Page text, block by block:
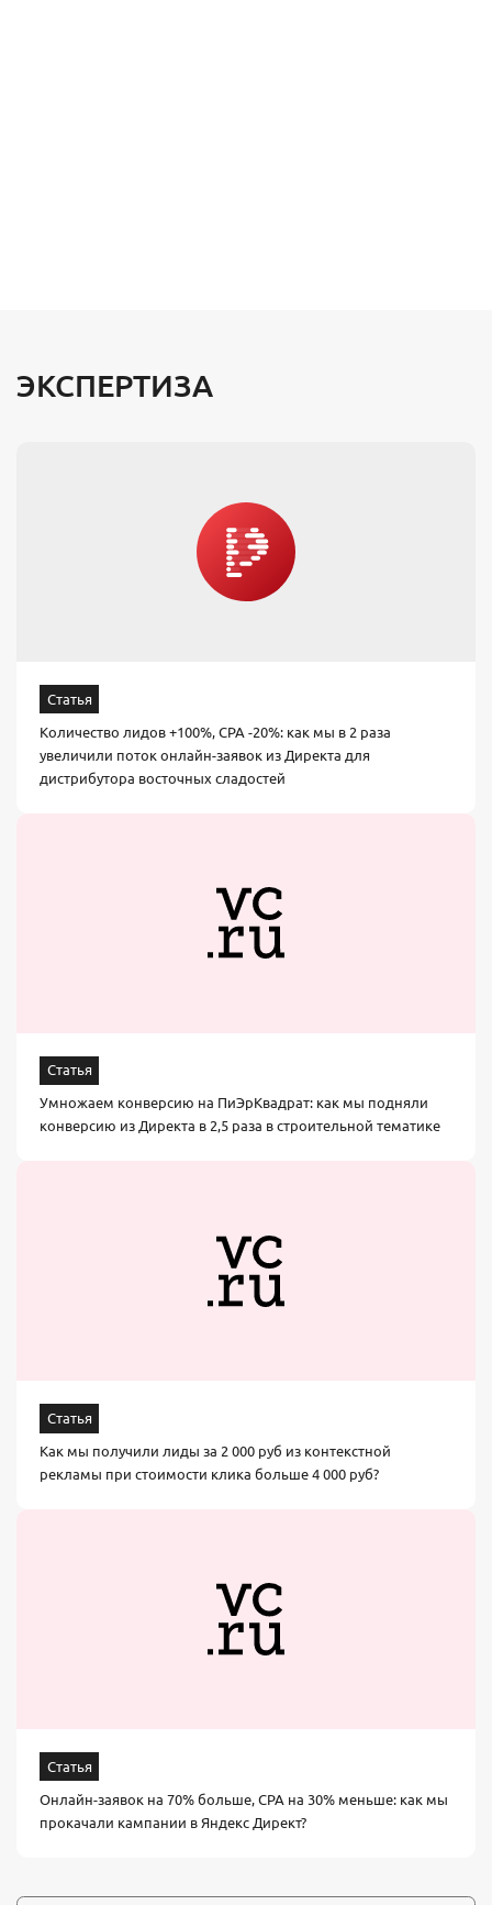
ЭКСПЕРТИЗА
Статья
Количество лидов +100%, CPA -20%: как мы в 2 раза
увеличили поток онлайн-заявок из Директа для
дистрибутора восточных сладостей
Статья
Умножаем конверсию на ПиЭрКвадрат: как мы подняли
конверсию из Директа в 2,5 раза в строительной тематике
Статья
Как мы получили лиды за 2 000 руб из контекстной
рекламы при стоимости клика больше 4 000 руб?
Статья
Онлайн-заявок на 70% больше, СРА на 30% меньше: как мы
прокачали кампании в Яндекс Директ?